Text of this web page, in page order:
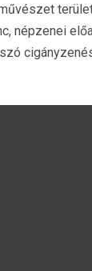
népzenei